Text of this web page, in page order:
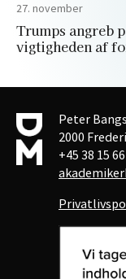
27. november
Trumps angreb
vigtigheden af
Peter
2000
+45 38 15